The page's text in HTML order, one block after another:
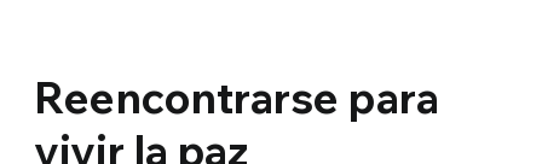
Reencontrarse para
vivir la paz